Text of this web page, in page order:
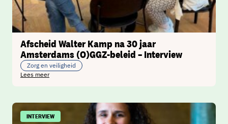
Afscheid Walter Kamp na 30 jaar
Amsterdams (O)GGZ-beleid – Interview
Zorg en veiligheid
Lees meer
INTERVIEW